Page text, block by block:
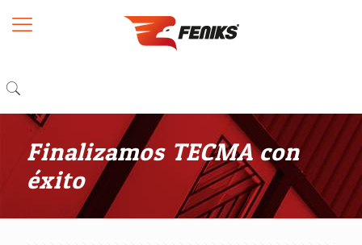
Finalizamos TECMA con
éxito